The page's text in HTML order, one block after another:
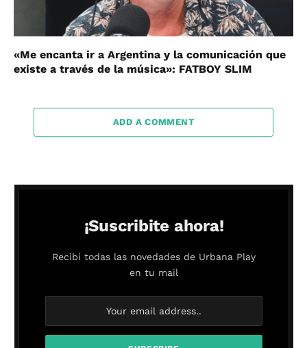
«Me encanta ir a Argentina y la comunicación que
existe a través de la música»: FATBOY SLIM
ADD A COMMENT
¡Suscribite ahora!
Recibí todas las novedades de Urbana Play
en tu mail